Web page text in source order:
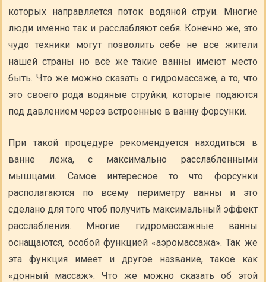
которых направляется поток водяной струи. Многие
люди именно так и расслабляют себя. Конечно же, это
чудо техники могут позволить себе не все жители
нашей страны но всё же такие ванны имеют место
быть. Что же можно сказать о гидромассаже, а то, что
это своего рода водяные струйки, которые подаются
под давлением через встроенные в ванну форсунки.
При такой процедуре рекомендуется находиться в
ванне лёжа, с максимально расслабленными
мышцами. Самое интересное то что форсунки
располагаются по всему периметру ванны и это
сделано для того чтоб получить максимальный эффект
расслабления. Многие гидромассажные ванны
оснащаются, особой функцией «аэромассажа». Так же
эта функция имеет и другое название, такое как
«донный массаж». Что же можно сказать об этой